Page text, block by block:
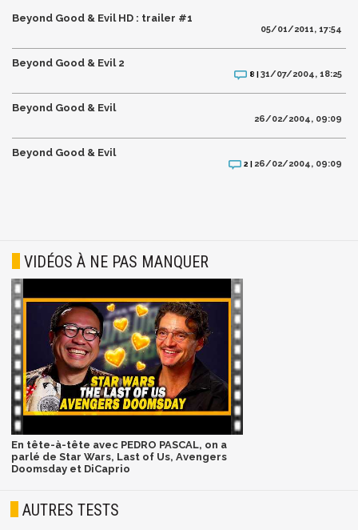
Beyond Good & Evil HD : trailer #1
05/01/2011, 17:54
Beyond Good & Evil 2
8 |31/07/2004, 18:25
Beyond Good & Evil
26/02/2004, 09:09
Beyond Good & Evil
2 | 26/02/2004, 09:09
VIDÉOS À NE PAS MANQUER
En tête-à-tête avec PEDRO PASCAL, on a
parlé de Star Wars, Last of Us, Avengers
Doomsday et DiCaprio
AUTRES TESTS